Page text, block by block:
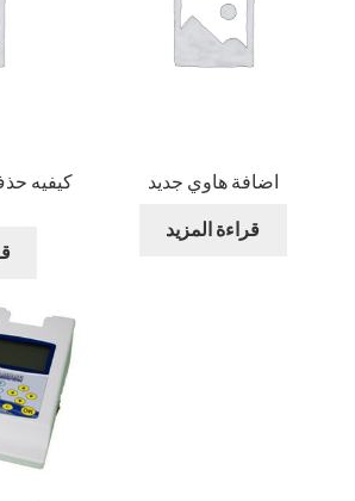
كيفيه
اضافة هاوي جديد
قراءة المزيد